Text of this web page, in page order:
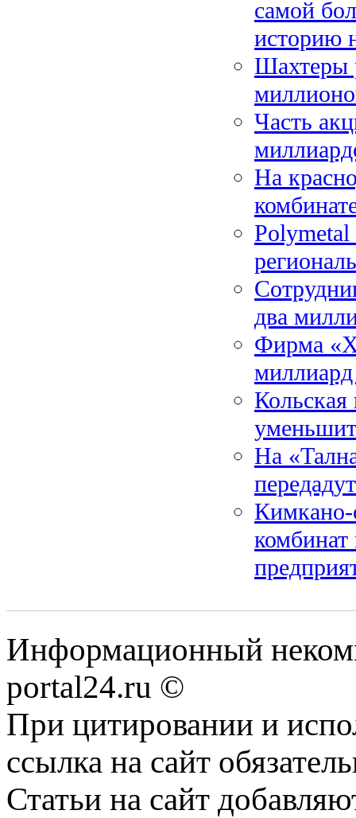
самой
историю
Шахтеры
Часть
На
Polymetal
два
Фирма
Кольская
На
Кимкано-
комбинат
Информационный
portal24.ru ©
При цитировании и
ссылка на сайт
Статьи на сайт